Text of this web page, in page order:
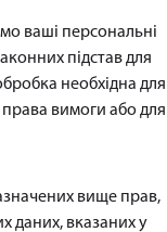
ваші персональні
підстав для
необхідна для
вимоги або для
вище прав,
даних, вказаних у